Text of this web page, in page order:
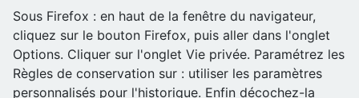
Sous Firefox : en haut de la fenêtre du navigateur,
cliquez sur le bouton Firefox, puis aller dans l'onglet
Options. Cliquer sur l'onglet Vie privée. Paramétrez les
Règles de conservation sur : utiliser les paramètres
personnalisés pour l'historique. Enfin décochez-la